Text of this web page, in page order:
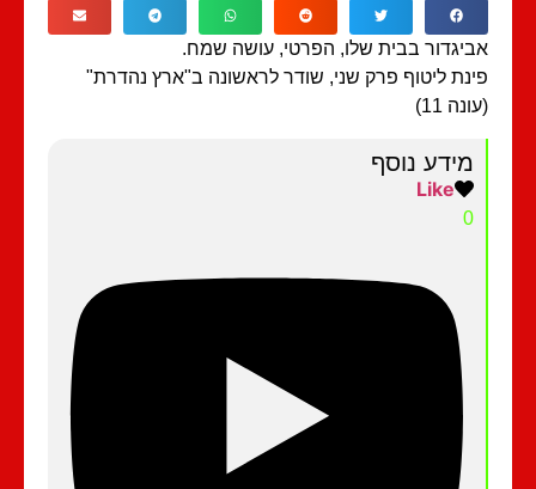
בבית שלו, הפרטי, עושה שמח.
ליטוף פרק שני, שודר לראשונה ב"ארץ נהדרת"
מידע נוסף